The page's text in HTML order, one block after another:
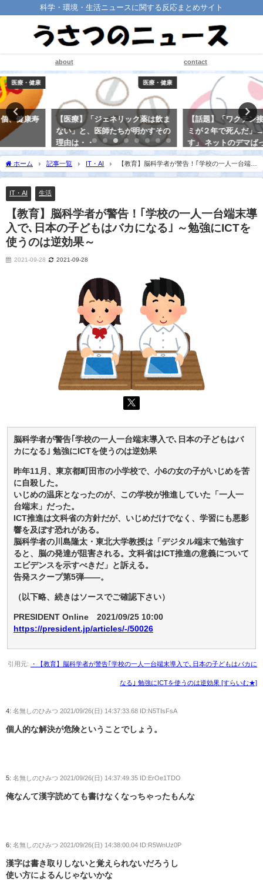
科学・環境・生活ニュースに関する反応まとめサイト
about contact
医療・健康
【医療】「ジェネリック薬は飲ま
ない」と、医師たちが明かすその
医療・健康
【話題】「ワクチン接種したネズ
ミが２年で死んだ」→「寿命で
す」 ネットのデマばっさり否定、
小金井市のサイトが“攻めてる”と
話題に！
ホーム 記事一覧 IT・AI
【教育】脳科学者が警告！｢学校の一人一台端末
導入で､日本の子どもはバカになる｣ ～勉強にICTを使うのは逆効果～
IT・AI 生活
【教育】脳科学者が警告！｢学校の一人一台端末導
入で､日本の子どもはバカになる｣ ～勉強にICTを
使うのは逆効果～
2021-09-28 2021-09-28
脳科学者が警告｢学校の一人一台端末導入で､日本の子どもはバ
カになる｣ 勉強にICTを使うのは逆効果
昨年11月、東京都町田市の小学校で、小6の女の子がいじめを苦
に自殺した。
いじめの温床となったのが、この学校が推進していた「一人一
台端末」だった。
ICT推進は文科省の方針だが、いじめだけでなく、学習にも悪影
響を及ぼす恐れがある。
脳科学者の川島隆太・東北大学教授は「デジタル端末で勉強す
ると、脳の発達が阻害される。文科省はICT推進の意義について
エビデンスを示すべきだ」と訴える。
告発スクープ第5弾――。
（以下略、続きはソースでご確認下さい）
PRESIDENT Online 2021/09/25 10:00
https://president.jp/articles/-/50026
引用元: ・【教育】脳科学者が警告｢学校の一人一台端末導入で､日本の子どもはバカに
なる｣ 勉強にICTを使うのは逆効果 [すらいむ★]
4: 名無しのひみつ 2021/09/26(日) 14:37:33.68 ID:N5TIsFsA
個人的な解決が危険ということでしょう。
5: 名無しのひみつ 2021/09/26(日) 14:37:49.35 ID:ErOe1TDO
俺なんて漢字読めても書けなくなっちゃったもんな
6: 名無しのひみつ 2021/09/26(日) 14:38:00.04 ID:R5WnUz0P
漢字は書き取りしないと覚えられないだろうし
使い方によるんじゃないかな